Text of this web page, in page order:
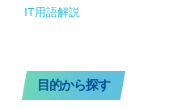
IT用語解説
目的から探す